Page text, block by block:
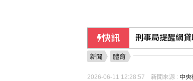
快訊 刑事局提醒網
新聞 體育
2026-06-11 12:28:57 新聞來源 : 中央